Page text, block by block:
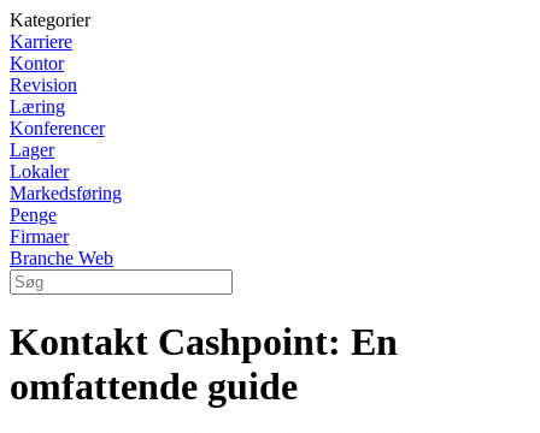
Kategorier
Karriere
Kontor
Revision
Læring
Konferencer
Lager
Lokaler
Markedsføring
Penge
Firmaer
Branche Web
Kontakt Cashpoint: En
omfattende guide